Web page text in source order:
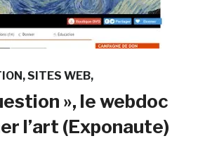
SITES WEB
», le webdoc
l’art (Exponaute)